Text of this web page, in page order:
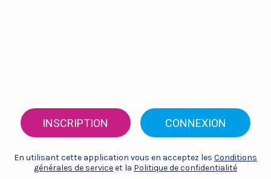
INSCRIPTION CONNEXION
En utilisant cette application vous en acceptez les Conditions
générales de serviceet la Politique de confidentialité